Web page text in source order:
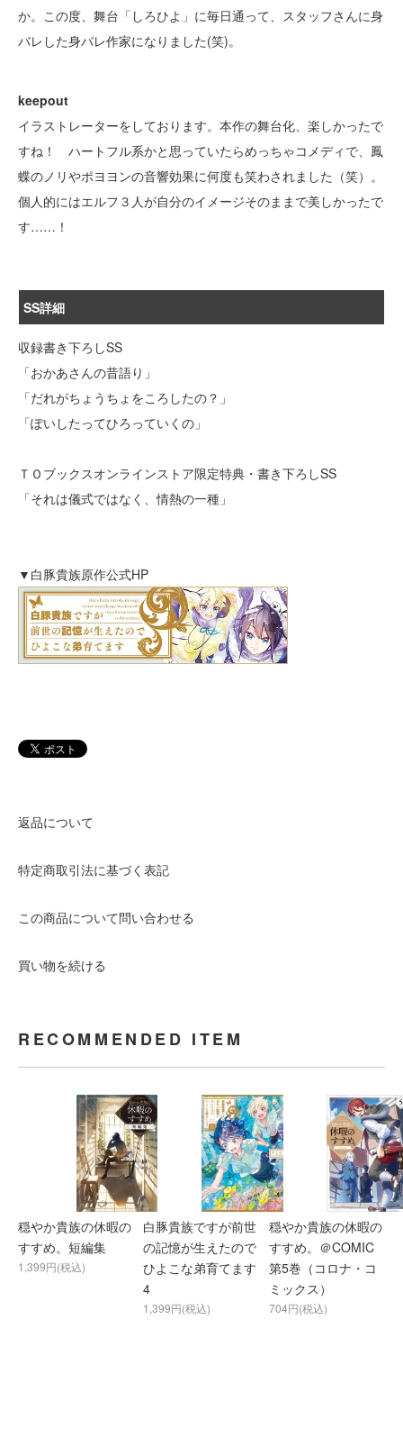
か。この度、舞台「しろひよ」に毎日通って、スタッフさんに身
バレした身バレ作家になりました(笑)。
keepout
イラストレーターをしております。本作の舞台化、楽しかったで
すね！ ハートフル系かと思っていたらめっちゃコメディで、鳳
蝶のノリやポヨヨンの音響効果に何度も笑わされました（笑）。
個人的にはエルフ３人が自分のイメージそのままで美しかったで
す……！
SS詳細
収録書き下ろしSS
「おかあさんの昔語り」
「だれがちょうちょをころしたの？」
「ぽいしたってひろっていくの」
ＴＯブックスオンラインストア限定特典・書き下ろしSS
「それは儀式ではなく、情熱の一種」
▼白豚貴族原作公式HP
返品について
特定商取引法に基づく表記
この商品について問い合わせる
買い物を続ける
RECOMMENDED ITEM
穏やか貴族の休暇の
すすめ。短編集
1,399円(税込)
白豚貴族ですが前世
の記憶が生えたので
ひよこな弟育てます
4
1,399円(税込)
穏やか貴族の休暇の
すすめ。＠COMIC
第5巻（コロナ・コ
ミックス）
704円(税込)